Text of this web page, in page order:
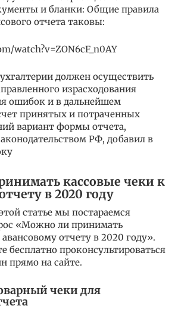
и бланки: Общие правила
отчета таковы:
watch?v=ZON6cF_n0AY
должен осуществить
израсходования
ошибок и в дальнейшем
принятых и потраченных
вариант формы отчета,
РФ, добавил в
кассовые чеки к
в 2020 году
статье мы постараемся
«Можно ли принимать
отчету в 2020 году».
проконсультироваться
прямо на сайте.
чеки для